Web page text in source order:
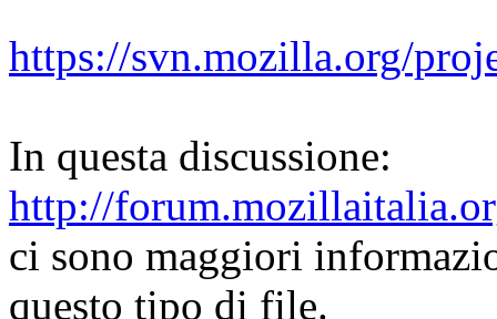
https://svn.mozilla.org/
In questa discussione:
http://
ci sono maggiori
questo tipo di file.